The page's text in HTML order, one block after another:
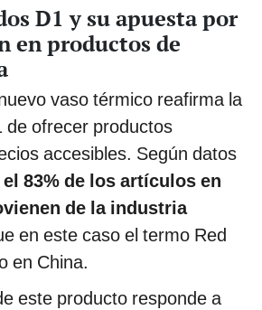
D1 y su apuesta por
en productos de
vaso térmico reafirma la
de ofrecer productos
accesibles. Según datos
el 83% de los artículos en
de la industria
en este caso el termo Red
en China.
este producto responde a